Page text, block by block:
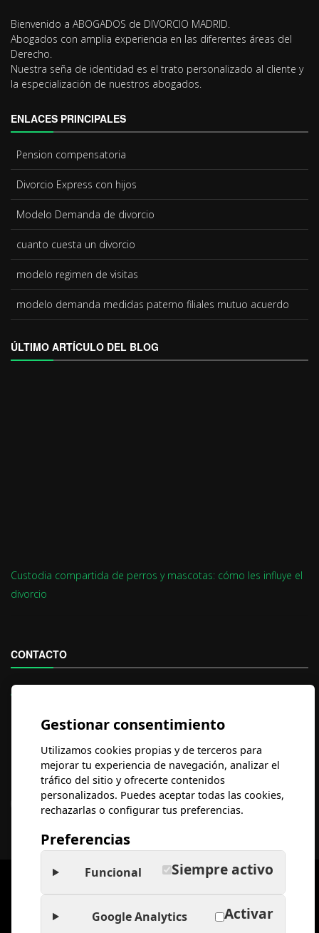
Bienvenido a ABOGADOS de DIVORCIO MADRID.
Abogados con amplia experiencia en las diferentes áreas del
Derecho.
Nuestra seña de identidad es el trato personalizado al cliente y
la especialización de nuestros abogados.
ENLACES PRINCIPALES
Pension compensatoria
Divorcio Express con hijos
Modelo Demanda de divorcio
cuanto cuesta un divorcio
modelo regimen de visitas
modelo demanda medidas paterno filiales mutuo acuerdo
ÚLTIMO ARTÍCULO DEL BLOG
Custodia compartida de perros y mascotas: cómo les influye el
divorcio
CONTACTO
Aviso Legal
Síguenos en el Blog.
Gestionar consentimiento
Utilizamos cookies propias y de terceros para
mejorar tu experiencia de navegación, analizar el
tráfico del sitio y ofrecerte contenidos
personalizados. Puedes aceptar todas las cookies,
rechazarlas o configurar tus preferencias.
Preferencias
Funcional Siempre activo
Google Analytics Activar